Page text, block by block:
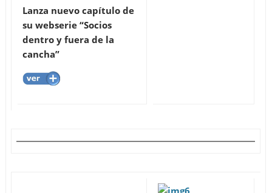
Lanza nuevo capítulo de
su webserie “Socios
dentro y fuera de la
cancha”